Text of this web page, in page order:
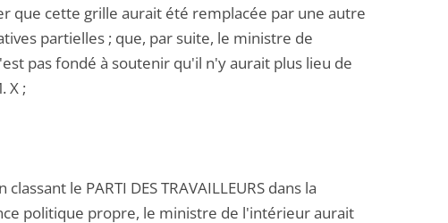
que cette grille aurait été remplacée par une autre
partielles ; que, par suite, le ministre de
pas fondé à soutenir qu'il n'y aurait plus lieu de
X ;
le PARTI DES TRAVAILLEURS dans la
politique propre, le ministre de l'intérieur aurait